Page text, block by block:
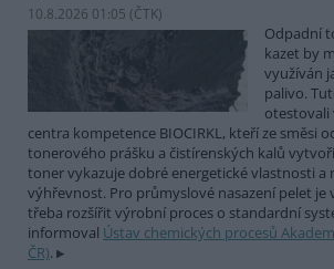
10.8.2026 01:05 (ČTK)
Odpadní
kazet by
využíván
palivo.
otestovali
centra kompetence BIOCIRKL, kteří ze směsi
tonerového prášku a čistírenských kalů
toner vykazuje dobré energetické vlastnosti a
výhřevnost. Pro průmyslové nasazení pelet je
třeba rozšířit výrobní proces o standardní
informoval Ústav chemických procesů
ČR).